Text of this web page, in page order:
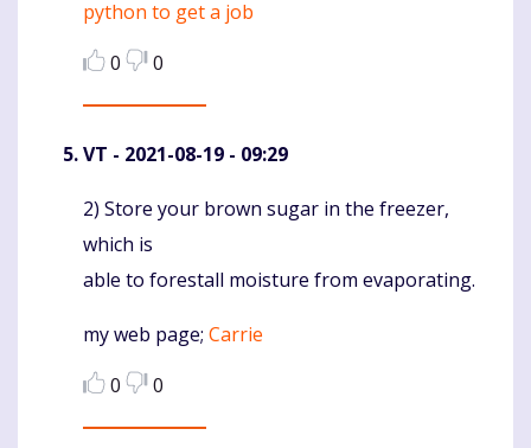
python to get a job
0
0
VT - 2021-08-19 - 09:29
Komentaras
2) Store your brown sugar in the freezer,
which is
able to forestall moisture from evaporating.
my web page; Carrie
0
0